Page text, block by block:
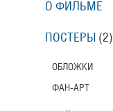
О ФИЛЬМЕ
ПОСТЕРЫ (2)
ОБЛОЖКИ
ФАН-АРТ